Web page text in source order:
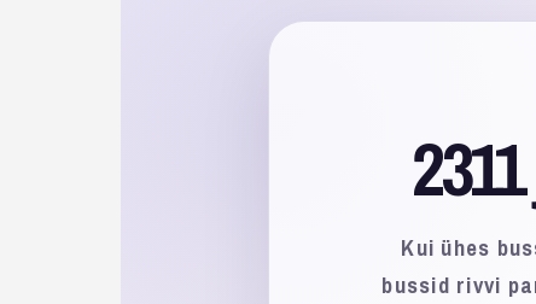
Kui ühes
bussid rivvi